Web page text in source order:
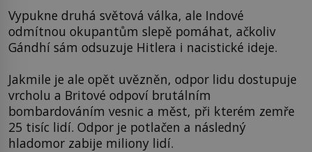
Vypukne druhá světová válka, ale Indové
odmítnou okupantům slepě pomáhat, ačkoliv
Gándhí sám odsuzuje Hitlera i nacistické ideje.
Jakmile je ale opět uvězněn, odpor lidu dostupuje
vrcholu a Britové odpoví brutálním
bombardováním vesnic a měst, při kterém zemře
25 tisíc lidí. Odpor je potlačen a následný
hladomor zabije miliony lidí.